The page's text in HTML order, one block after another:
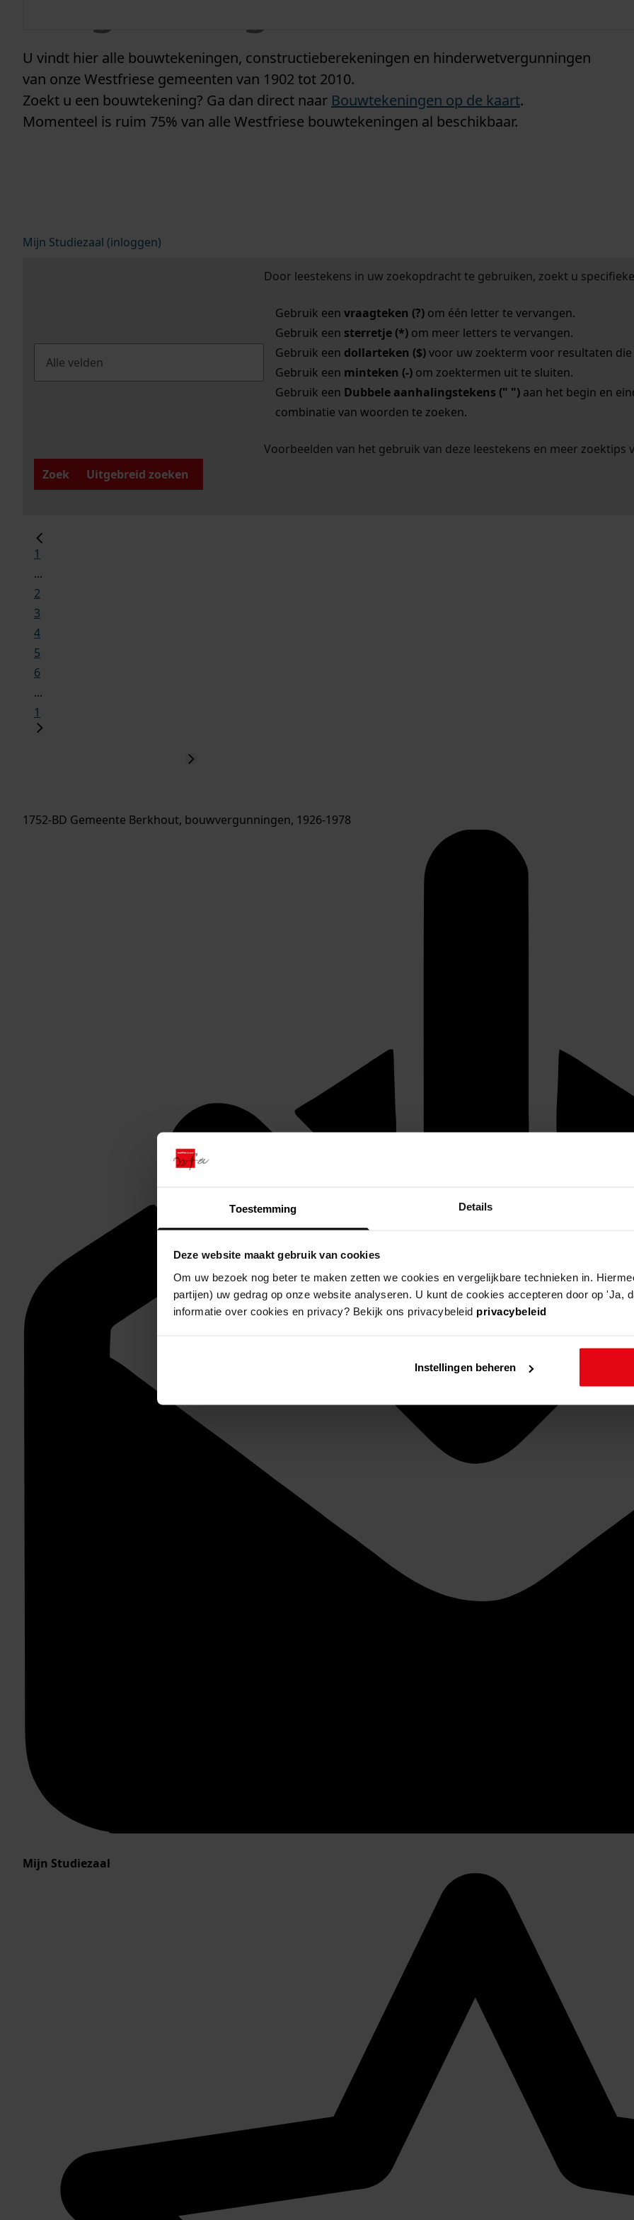
Toestemming Details
Deze website maakt gebruik van cookies
Om uw bezoek nog beter te maken zetten we cookies en vergelijkbare technieken in.
partijen) uw gedrag op onze website analyseren. U kunt de cookies accepteren door op 'Ja,
informatie over cookies en privacy? Bekijk ons privacybeleid privacybeleid
Instellingen beheren
U vindt hier alle bouwtekeningen, constructieberekeningen en hinderwetvergunningen
van onze Westfriese gemeenten van 1902 tot 2010.
Zoekt u een bouwtekening? Ga dan direct naar Bouwtekeningen op de kaart.
Momenteel is ruim 75% van alle Westfriese bouwtekeningen al beschikbaar.
Mijn Studiezaal (inloggen)
Door leestekens in uw zoekopdracht te gebruiken, zoekt u
Gebruik een vraagteken (?)om één letter te vervangen.
Gebruik een sterretje (*)om meer letters te vervangen.
Gebruik een dollarteken ($)voor uw zoekterm voor resultaten die
Gebruik een minteken (-)om zoektermen uit te sluiten.
Gebruik een Dubbele aanhalingstekens (" ")aan het begin en
combinatie van woorden te zoeken.
Voorbeelden van het gebruik van deze leestekens en meer zoektips
Zoek
Uitgebreid zoeken
1
...
2
3
4
5
6
...
1
1752-BD Gemeente Berkhout, bouwvergunningen, 1926-1978
Mijn Studiezaal